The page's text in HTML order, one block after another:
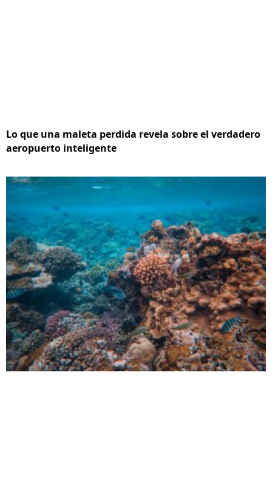
Lo que una maleta perdida revela sobre el verdadero
aeropuerto inteligente